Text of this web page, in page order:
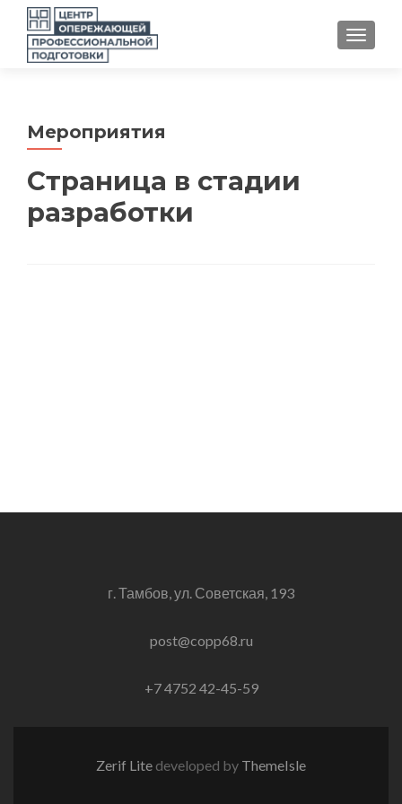
Мероприятия
Страница в стадии
разработки
г. Тамбов, ул. Советская, 193
post@copp68.ru
+7 4752 42-45-59
Zerif Lite developed by ThemeIsle